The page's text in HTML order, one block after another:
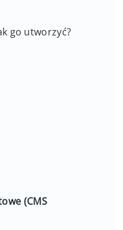
go utworzyć?
(CMS